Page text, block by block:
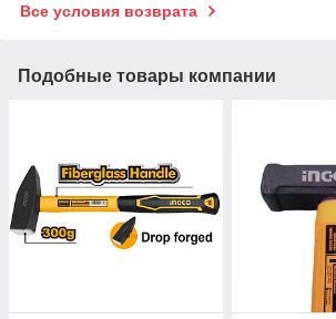
Все условия возврата
Подобные товары компании